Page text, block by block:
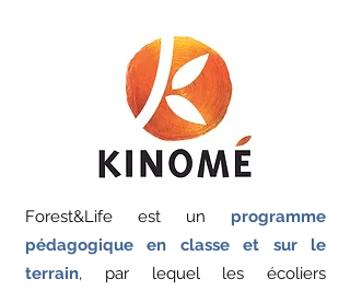
Forest&Life est un programme
pédagogique en classe et sur le
terrain, par lequel les écoliers